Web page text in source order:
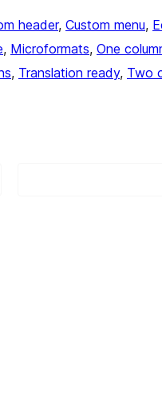
header, Custom menu,
, Microformats, One
, Translation ready, Two